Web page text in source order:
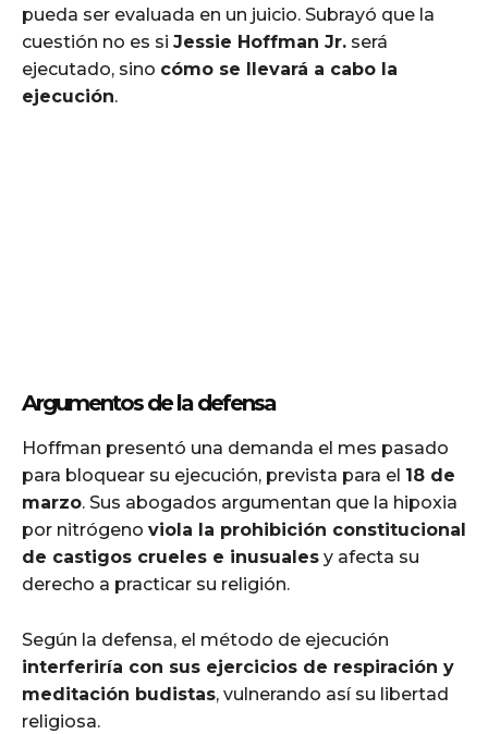
pueda ser evaluada en un juicio. Subrayó que la
cuestión no es si Jessie Hoffman Jr. será
ejecutado, sino cómo se llevará a cabo la
ejecución.
Argumentos de la defensa
Hoffman presentó una demanda el mes pasado
para bloquear su ejecución, prevista para el 18 de
marzo. Sus abogados argumentan que la hipoxia
por nitrógeno viola la prohibición constitucional
de castigos crueles e inusuales y afecta su
derecho a practicar su religión.
Según la defensa, el método de ejecución
interferiría con sus ejercicios de respiración y
meditación budistas, vulnerando así su libertad
religiosa.